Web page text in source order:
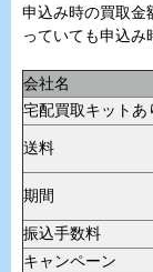
申込み時の買取金
っていても申込み
会社名
宅配買取キットあ
送料
期間
振込手数料
キャンペーン